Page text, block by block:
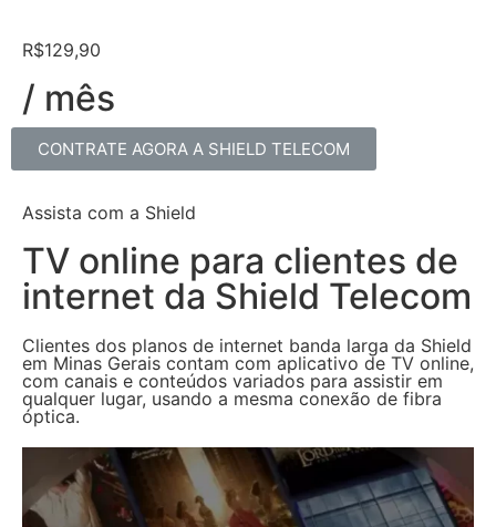
R$129,90
/ mês
CONTRATE AGORA A SHIELD TELECOM
Assista com a Shield
TV online para clientes de
internet da Shield Telecom
Clientes dos planos de internet banda larga da Shield
em Minas Gerais contam com aplicativo de TV online,
com canais e conteúdos variados para assistir em
qualquer lugar, usando a mesma conexão de fibra
óptica.